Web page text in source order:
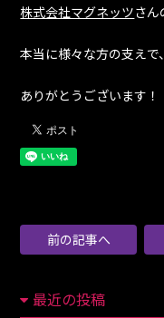
株式会社マグネッツさん
本当に様々な方の支え
ありがとうございます！
前の記事へ
最近の投稿